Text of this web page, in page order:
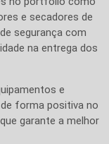
e secadores de
segurança com
na entrega dos
e
forma positiva no
garante a melhor